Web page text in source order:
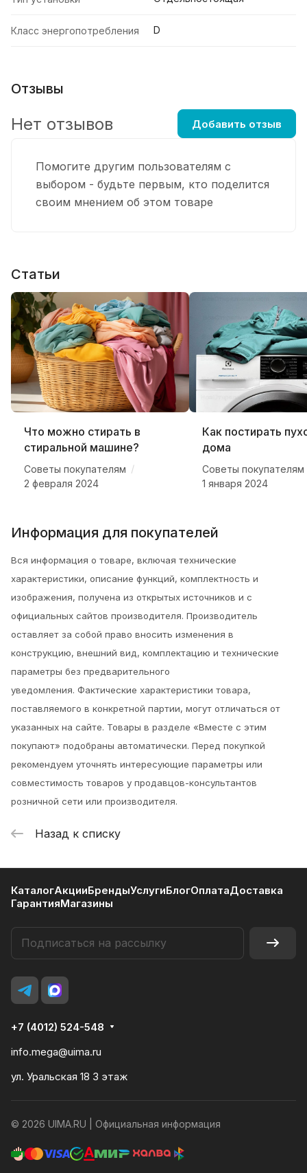
Класс энергопотребления D
Отзывы
Помогите другим пользователям с
выбором - будьте первым, кто поделится
своим мнением об этом товаре
Нет отзывов Добавить отзыв
Статьи
Что можно стирать в
стиральной машине?
Советы покупателям /
2 февраля 2024
Как постирать
дома
Советы покупателям
1 января 2024
Информация для покупателей
Вся информация о товаре, включая технические
характеристики, описание функций, комплектность и
изображения, получена из открытых источников и с
официальных сайтов производителя. Производитель
оставляет за собой право вносить изменения в
конструкцию, внешний вид, комплектацию и технические
параметры без предварительного
уведомления. Фактические характеристики товара,
поставляемого в конкретной партии, могут отличаться от
указанных на сайте. Товары в разделе «Вместе с этим
покупают» подобраны автоматически. Перед покупкой
рекомендуем уточнять интересующие параметры или
совместимость товаров у продавцов-консультантов
розничной сети или производителя.
Назад к списку
КаталогАкцииБрендыУслугиБлогОплатаДоставка
ГарантияМагазины
+7 (4012) 524-548
info.mega@uima.ru
ул. Уральская 18 3 этаж
© 2026 UIMA.RU | Официальная информация